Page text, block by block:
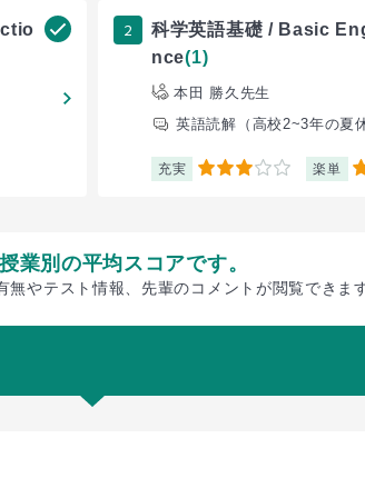
2
科学英語基礎 / Basic
nce(1)
本田 勝久先生
英語読解（高校2~3年の夏
充実 3 楽単 5
業別の平均スコアです。
無やテスト情報、先輩のコメントが閲覧できます